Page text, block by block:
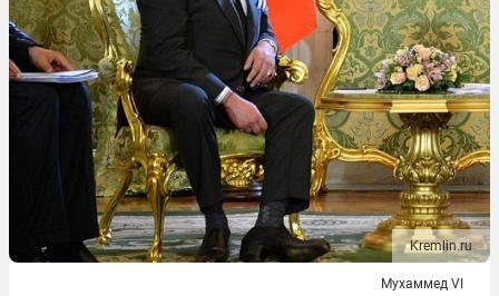
Kremlin.ru
Мухаммед VI